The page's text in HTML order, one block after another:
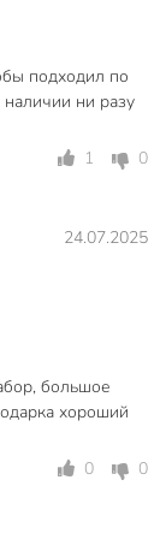
нержавеющая
и другие
по низким
нержавеющая
сталь
подходил по
наличии ни разу
1
0
24.07.2025
большое
хороший
0
0